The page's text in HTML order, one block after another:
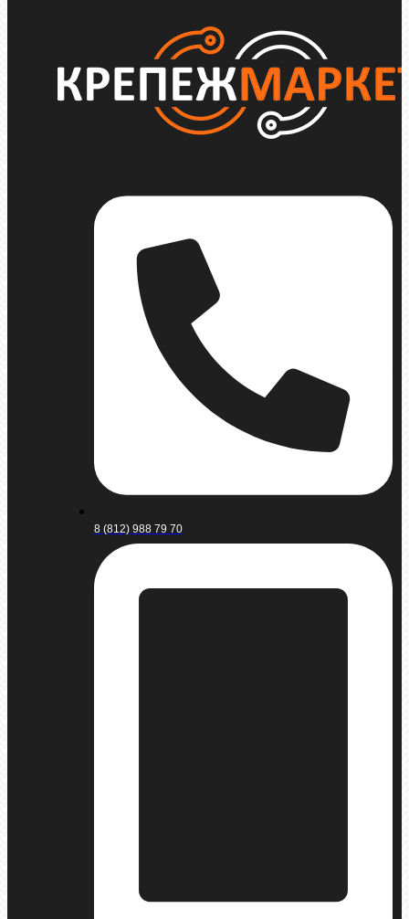
8 (812) 988 79 70